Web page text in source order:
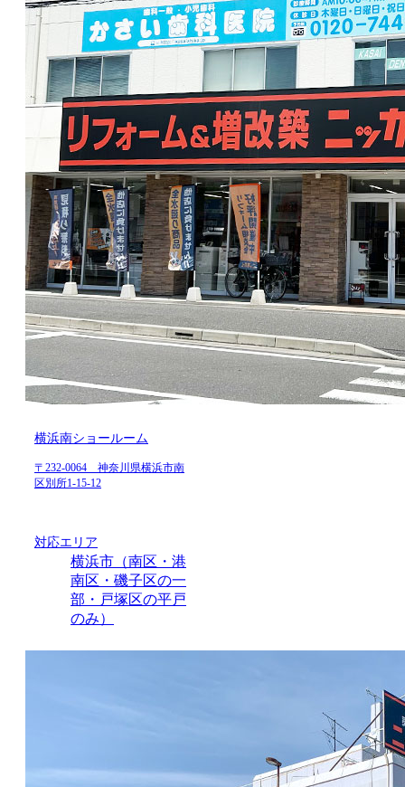
横浜南ショールーム
〒232-0064 神奈川県横浜市南
区別所1-15-12
対応エリア
横浜市（南区・港
南区・磯子区の一
部・戸塚区の平戸
のみ）